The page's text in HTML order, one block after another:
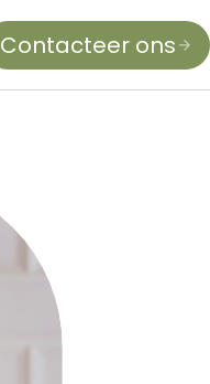
Contacteer ons